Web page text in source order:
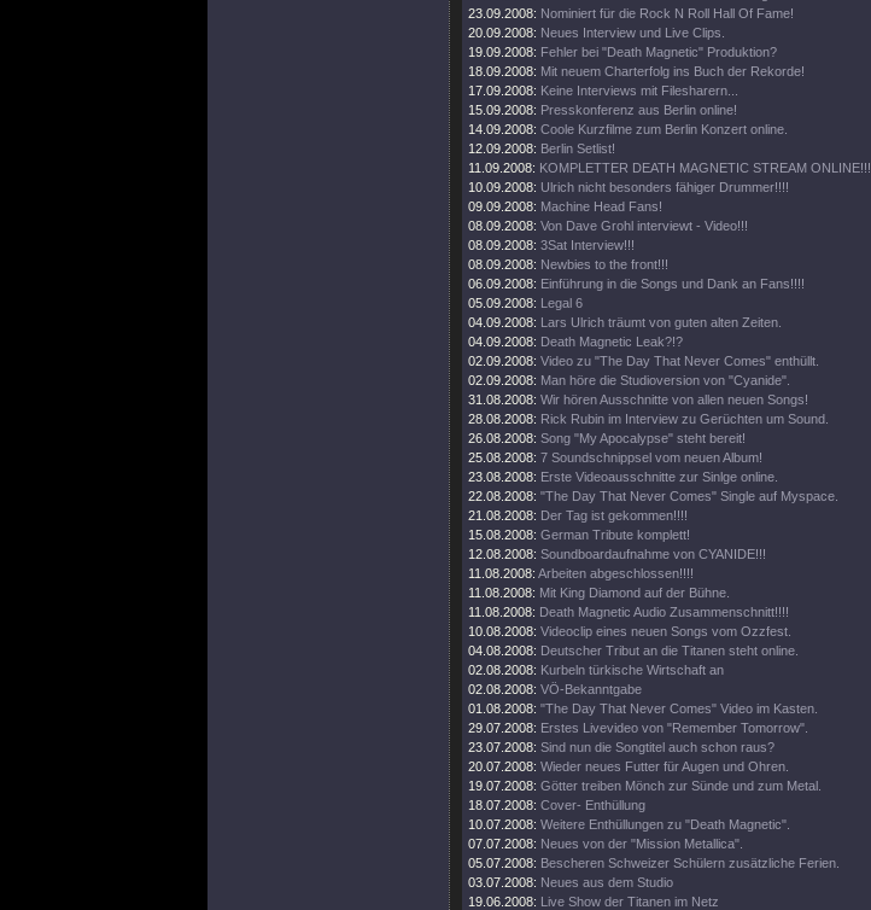
23.09.2008: Nominiert für die Rock N Roll Hall Of Fame!
20.09.2008: Neues Interview und Live Clips.
19.09.2008: Fehler bei "Death Magnetic" Produktion?
18.09.2008: Mit neuem Charterfolg ins Buch der Rekorde!
17.09.2008: Keine Interviews mit Filesharern...
15.09.2008: Presskonferenz aus Berlin online!
14.09.2008: Coole Kurzfilme zum Berlin Konzert online.
12.09.2008: Berlin Setlist!
11.09.2008: KOMPLETTER DEATH MAGNETIC STREAM ONLINE!!!
10.09.2008: Ulrich nicht besonders fähiger Drummer!!!!
09.09.2008: Machine Head Fans!
08.09.2008: Von Dave Grohl interviewt - Video!!!
08.09.2008: 3Sat Interview!!!
08.09.2008: Newbies to the front!!!
06.09.2008: Einführung in die Songs und Dank an Fans!!!!
05.09.2008: Legal 6
04.09.2008: Lars Ulrich träumt von guten alten Zeiten.
04.09.2008: Death Magnetic Leak?!?
02.09.2008: Video zu "The Day That Never Comes" enthüllt.
02.09.2008: Man höre die Studioversion von "Cyanide".
31.08.2008: Wir hören Ausschnitte von allen neuen Songs!
28.08.2008: Rick Rubin im Interview zu Gerüchten um Sound.
26.08.2008: Song "My Apocalypse" steht bereit!
25.08.2008: 7 Soundschnippsel vom neuen Album!
23.08.2008: Erste Videoausschnitte zur Sinlge online.
22.08.2008: "The Day That Never Comes" Single auf Myspace.
21.08.2008: Der Tag ist gekommen!!!!
15.08.2008: German Tribute komplett!
12.08.2008: Soundboardaufnahme von CYANIDE!!!
11.08.2008: Arbeiten abgeschlossen!!!!
11.08.2008: Mit King Diamond auf der Bühne.
11.08.2008: Death Magnetic Audio Zusammenschnitt!!!!
10.08.2008: Videoclip eines neuen Songs vom Ozzfest.
04.08.2008: Deutscher Tribut an die Titanen steht online.
02.08.2008: Kurbeln türkische Wirtschaft an
02.08.2008: VÖ-Bekanntgabe
01.08.2008: "The Day That Never Comes" Video im Kasten.
29.07.2008: Erstes Livevideo von "Remember Tomorrow".
23.07.2008: Sind nun die Songtitel auch schon raus?
20.07.2008: Wieder neues Futter für Augen und Ohren.
19.07.2008: Götter treiben Mönch zur Sünde und zum Metal.
18.07.2008: Cover- Enthüllung
10.07.2008: Weitere Enthüllungen zu "Death Magnetic".
07.07.2008: Neues von der "Mission Metallica".
05.07.2008: Bescheren Schweizer Schülern zusätzliche Ferien.
03.07.2008: Neues aus dem Studio
19.06.2008: Live Show der Titanen im Netz